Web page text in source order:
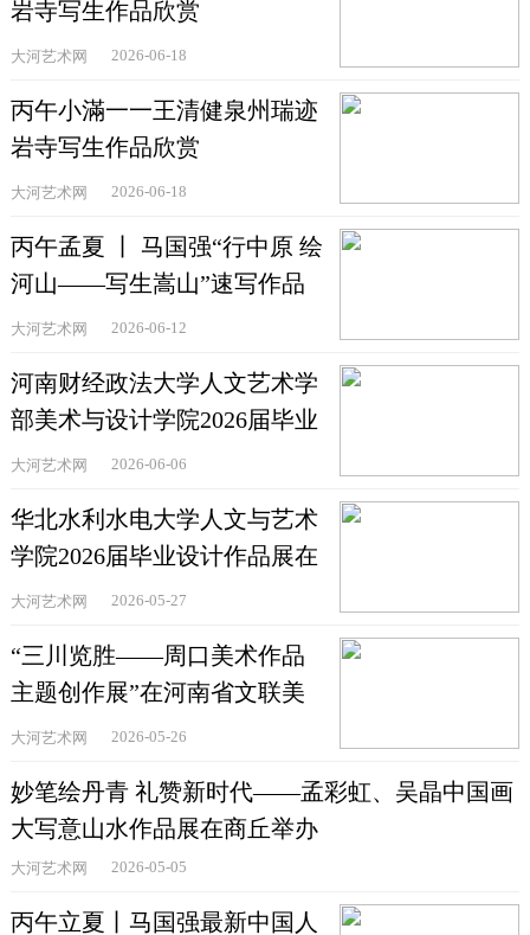
岩寺写生作品欣赏
大河艺术网 2026-06-18
丙午小滿一一王清健泉州瑞迹
岩寺写生作品欣赏
大河艺术网 2026-06-18
丙午孟夏 丨 马国强“行中原 绘
河山——写生嵩山”速写作品
欣赏
大河艺术网 2026-06-12
河南财经政法大学人文艺术学
部美术与设计学院2026届毕业
作品精品展举办
大河艺术网 2026-06-06
华北水利水电大学人文与艺术
学院2026届毕业设计作品展在
郑州举办
大河艺术网 2026-05-27
“三川览胜——周口美术作品
主题创作展”在河南省文联美
术馆举办
大河艺术网 2026-05-26
妙笔绘丹青 礼赞新时代——孟彩虹、吴晶中国画
大写意山水作品展在商丘举办
大河艺术网 2026-05-05
丙午立夏丨马国强最新中国人